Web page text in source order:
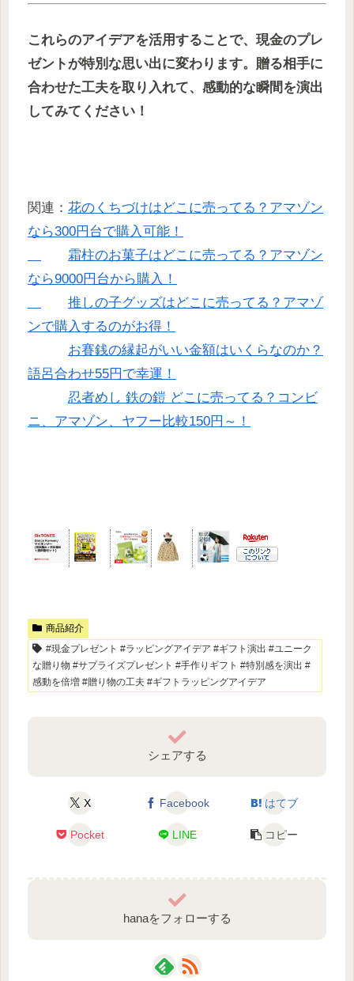
これらのアイデアを活用することで、現金のプレ
ゼントが特別な思い出に変わります。贈る相手に
合わせた工夫を取り入れて、感動的な瞬間を演出
してみてください！
関連： 花のくちづけはどこに売ってる？アマゾン
なら300円台で購入可能！
霜柱のお菓子はどこに売ってる？アマゾン
なら9000円台から購入！
推しの子グッズはどこに売ってる？アマゾ
ンで購入するのがお得！
お賽銭の縁起がいい金額はいくらなのか？
語呂合わせ55円で幸運！
忍者めし 鉄の鎧 どこに売ってる？コンビ
ニ、アマゾン、ヤフー比較150円～！
商品紹介
#現金プレゼント #ラッピングアイデア #ギフト演出 #ユニーク
な贈り物 #サプライズプレゼント #手作りギフト #特別感を演出 #
感動を倍増 #贈り物の工夫 #ギフトラッピングアイデア
シェアする
X Facebook はてブ
Pocket LINE コピー
hanaをフォローする